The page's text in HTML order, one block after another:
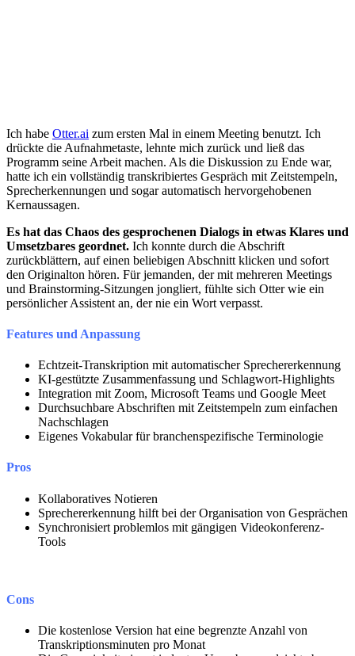
Ich habe Otter.ai zum ersten Mal in einem Meeting benutzt. Ich
drückte die Aufnahmetaste, lehnte mich zurück und ließ das
Programm seine Arbeit machen. Als die Diskussion zu Ende war,
hatte ich ein vollständig transkribiertes Gespräch mit Zeitstempeln,
Sprecherkennungen und sogar automatisch hervorgehobenen
Kernaussagen.
Es hat das Chaos des gesprochenen Dialogs in etwas Klares und
Umsetzbares geordnet. Ich konnte durch die Abschrift
zurückblättern, auf einen beliebigen Abschnitt klicken und sofort
den Originalton hören. Für jemanden, der mit mehreren Meetings
und Brainstorming-Sitzungen jongliert, fühlte sich Otter wie ein
persönlicher Assistent an, der nie ein Wort verpasst.
Features und Anpassung
Echtzeit-Transkription mit automatischer Sprechererkennung
KI-gestützte Zusammenfassung und Schlagwort-Highlights
Integration mit Zoom, Microsoft Teams und Google Meet
Durchsuchbare Abschriften mit Zeitstempeln zum einfachen
Nachschlagen
Eigenes Vokabular für branchenspezifische Terminologie
Pros
Kollaboratives Notieren
Sprechererkennung hilft bei der Organisation von Gesprächen
Synchronisiert problemlos mit gängigen Videokonferenz-
Tools
Cons
Die kostenlose Version hat eine begrenzte Anzahl von
Transkriptionsminuten pro Monat